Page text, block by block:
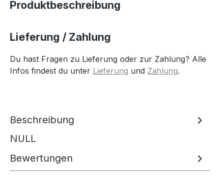
Produktbeschreibung
Lieferung / Zahlung
Du hast Fragen zu Lieferung oder zur Zahlung? Alle
Infos findest du unter Lieferung und Zahlung.
Beschreibung
NULL
Bewertungen